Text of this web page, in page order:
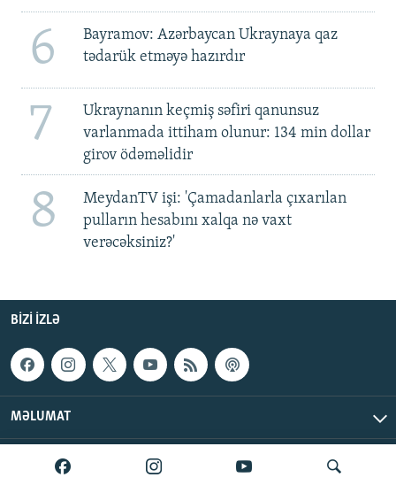
6
Bayramov: Azərbaycan Ukraynaya qaz
tədarük etməyə hazırdır
7
Ukraynanın keçmiş səfiri qanunsuz
varlanmada ittiham olunur: 134 min dollar
girov ödəməlidir
8
MeydanTV işi: 'Çamadanlarla çıxarılan
pulların hesabını xalqa nə vaxt
verəcəksiniz?'
BIZI IZLƏ
MƏLUMAT
AzadlıqRadiosu © 2026 Inc. | Bütün hüquqlar qorunur